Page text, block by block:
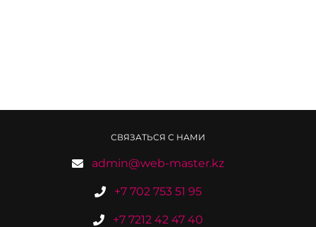
СВЯЗАТЬСЯ С НАМИ
admin@web-master.kz
+7 702 753 51 95
+7 7212 42 47 40